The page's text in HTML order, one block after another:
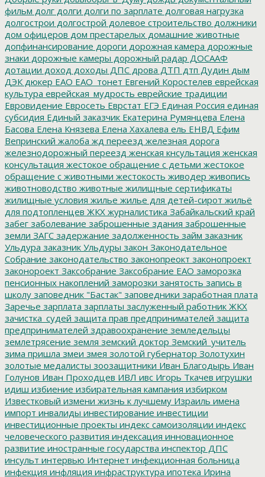
фильм долг долги долги по зарплате долговая нагрузка
долгострои долгострой долевое строительство должники
дом офицеров дом престарелых домашние животные
допфинансирование дороги дорожная камера дорожные
знаки дорожные камеры дорожный радар ДОСААФ
дотации доход доходы ДПС дрова ДТП дтп Дудин дым
ДЭК дюкер ЕАО ЕАО_тонет Евгений Коростелев еврейская
культура еврейская_мудрость еврейские традиции
Евровидение Евросеть Еврстат ЕГЭ Единая Россия единая
субсидия Единый заказчик Екатерина Румянцева Елена
Басова Елена Князева Елена Хахалева ель ЕНВД Ефим
Вепринский жалоба жд переезд железная дорога
железнодорожный переезд женская кнсультация женская
консультация жестокое обращение с детьми жестокое
обращение с животными жестокость живодер живопись
животноводство животные жилищные сертификаты
жилищные условия жилье жилье для детей-сирот жильё
для подтопленцев ЖКХ журналистика Забайкальский край
забег заболевание заброшенные здания заброшенные
земли ЗАГС задержание задолженность займ заказник
Ульдура заказник Ульдуры закон Законодательное
Собрание законодательство законопреокт законопроект
законороект Заксобрание Заксобрание ЕАО заморозка
пенсионных накоплений заморозки занятость запись в
школу заповедник "Бастак" заповедники заработная плата
Заречье зарплата зарплаты заслуженный работник ЖКХ
зачистка_судей защита прав предпринимателей защита
предпринимателей здравоохранение земледельцы
землетрясение земля земский доктор Земский_учитель
зима пришла змеи змея золотой губернатор Золотухин
золотые медалисты зоозащитники Иван Благодырь Иван
Голунов Иван Проходцев ИВЛ ивс Игорь Ткачев игрушки
идиш избиение избирательная кампания избирком
Известковый измени жизнь к лучшему Израиль имена
импорт инвалиды инвестирование инвестиции
инвестиционные проекты индекс самоизоляции индекс
человеческого развития индексация инновационное
развитие иностранные государства инспектор ДПС
инсульт интервью Интернет инфекционная больница
инфекция инфляция инфраструктура ипотека Ирина